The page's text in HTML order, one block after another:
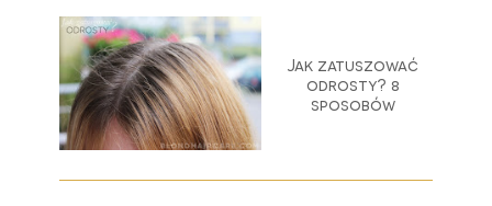
Jak zatuszować
odrosty? 8
sposobów